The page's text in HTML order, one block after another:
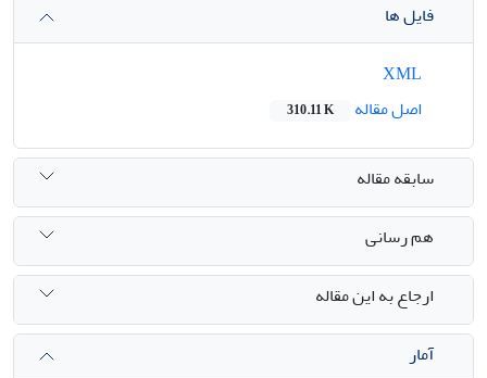
فایل ها
اصل مقاله
310.11 K
سابقه مقاله
هم رسانی
ارجاع به این مقاله
آمار